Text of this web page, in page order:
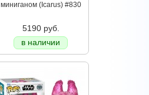
миниганом (Icarus) #830
5190 руб.
в наличии